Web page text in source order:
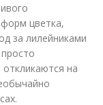
цветка,
за лилейниками
на